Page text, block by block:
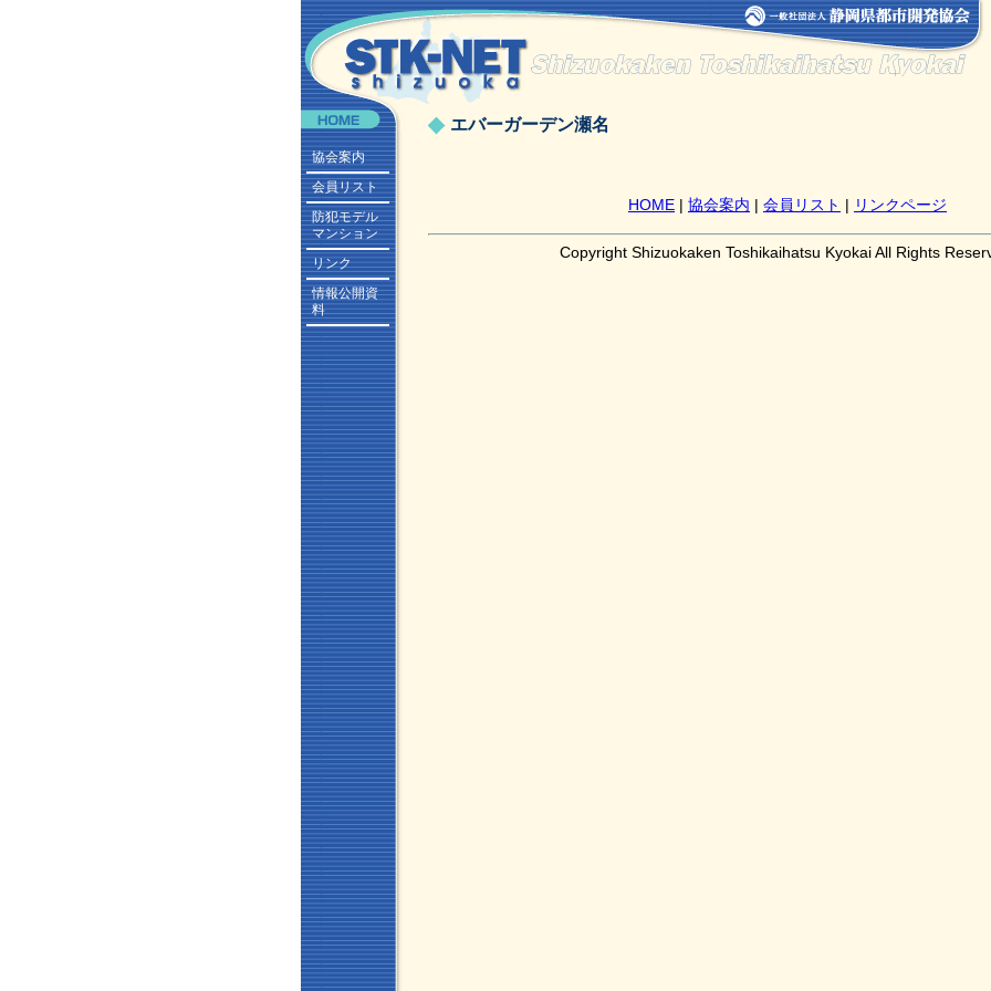
協会案内
会員リスト
防犯モデル
マンション
リンク
情報公開資
料
エバーガーデン瀬名
HOME | 協会案内 | 会員リスト | リンクページ
Copyright Shizuokaken Toshikaihatsu Kyokai All Rights